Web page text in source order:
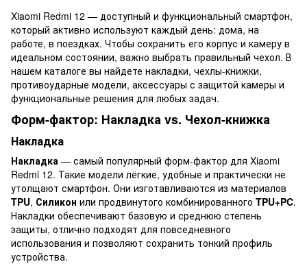
Xiaomi Redmi 12 — доступный и функциональный смартфон,
который активно используют каждый день: дома, на
работе, в поездках. Чтобы сохранить его корпус и камеру в
идеальном состоянии, важно выбрать правильный чехол. В
нашем каталоге вы найдете накладки, чехлы-книжки,
противоударные модели, аксессуары с защитой камеры и
функциональные решения для любых задач.
Форм-фактор: Накладка vs. Чехол-книжка
Накладка
Накладка — самый популярный форм-фактор для Xiaomi
Redmi 12. Такие модели лёгкие, удобные и практически не
утолщают смартфон. Они изготавливаются из материалов
TPU, Силикон или продвинутого комбинированного TPU+PC.
Накладки обеспечивают базовую и среднюю степень
защиты, отлично подходят для повседневного
использования и позволяют сохранить тонкий профиль
устройства.